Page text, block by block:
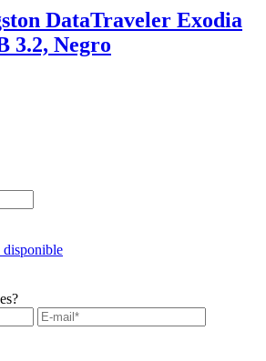
DataTraveler Exodia
3.2, Negro
disponible